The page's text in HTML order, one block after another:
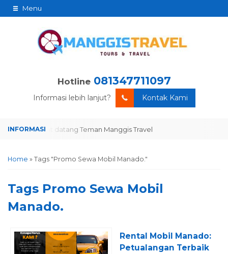
Menu
Hotline 081347711097
Informasi lebih lanjut? Kontak Kami
Selamat datang Teman Manggis Travel Selamat datang Teman
Home » Tags "Promo Sewa Mobil Manado."
Tags Promo Sewa Mobil
Manado.
Rental Mobil Manado:
Petualangan Terbaik